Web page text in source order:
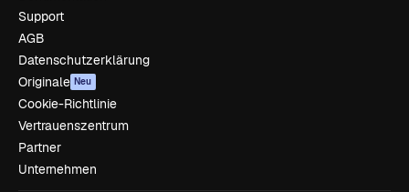
Support
AGB
Datenschutzerklärung
Originale Neu
Cookie-Richtlinie
Vertrauenszentrum
Partner
Unternehmen